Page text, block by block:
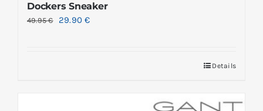
Dockers Sneaker
49.95€ 29.90€
Details